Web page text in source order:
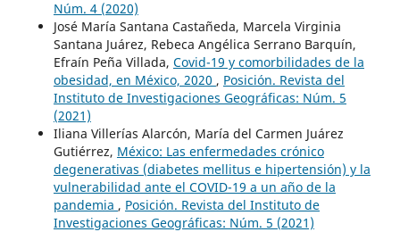
Núm. 4 (2020)
José María Santana Castañeda, Marcela Virginia
Santana Juárez, Rebeca Angélica Serrano Barquín,
Efraín Peña Villada, Covid-19 y comorbilidades de la
obesidad, en México, 2020 , Posición. Revista del
Instituto de Investigaciones Geográficas: Núm. 5
(2021)
Iliana Villerías Alarcón, María del Carmen Juárez
Gutiérrez, México: Las enfermedades crónico
degenerativas (diabetes mellitus e hipertensión) y la
vulnerabilidad ante el COVID-19 a un año de la
pandemia , Posición. Revista del Instituto de
Investigaciones Geográficas: Núm. 5 (2021)